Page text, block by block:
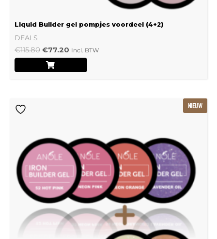
Liquid Builder gel pompjes voordeel (4+2)
DEALS
€115.80 €77.20 Incl. BTW
NIEUW